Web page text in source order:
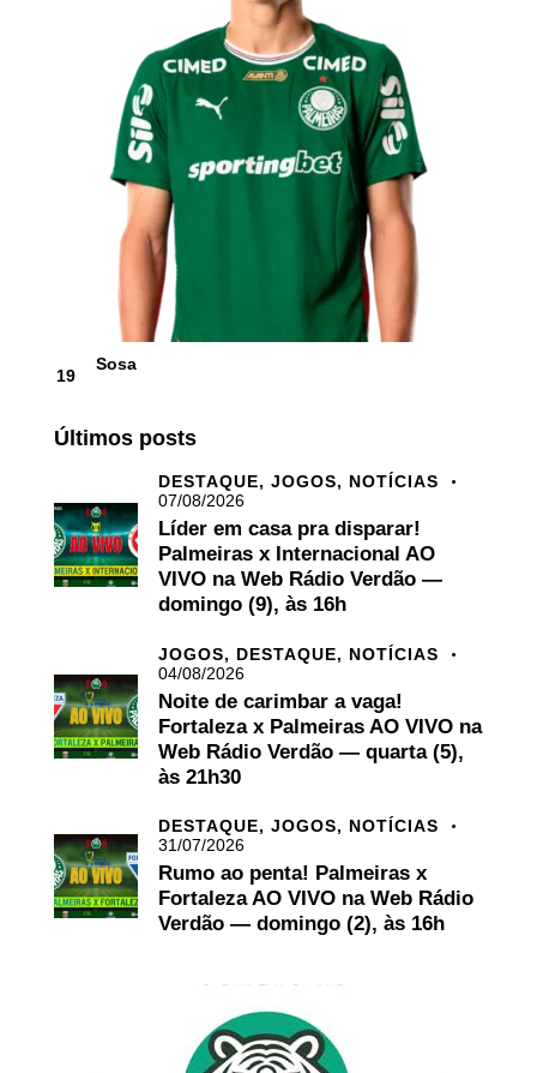
19
Sosa
Últimos posts
DESTAQUE, JOGOS, NOTÍCIAS
07/08/2026
Líder em casa pra disparar!
Palmeiras x Internacional AO
VIVO na Web Rádio Verdão —
domingo (9), às 16h
JOGOS, DESTAQUE, NOTÍCIAS
04/08/2026
Noite de carimbar a vaga!
Fortaleza x Palmeiras AO VIVO na
Web Rádio Verdão — quarta (5),
às 21h30
DESTAQUE, JOGOS, NOTÍCIAS
31/07/2026
Rumo ao penta! Palmeiras x
Fortaleza AO VIVO na Web Rádio
Verdão — domingo (2), às 16h